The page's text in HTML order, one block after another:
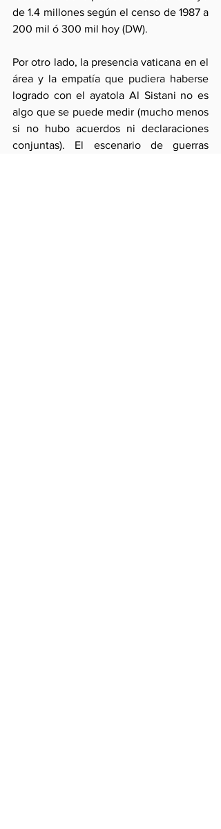
de 1.4 millones según el censo de 1987 a
200 mil ó 300 mil hoy (DW).
Por otro lado, la presencia vaticana en el
área y la empatía que pudiera haberse
logrado con el ayatola Al Sistani no es
algo que se puede medir (mucho menos
si no hubo acuerdos ni declaraciones
conjuntas). El escenario de guerras